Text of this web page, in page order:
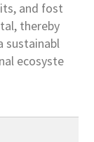
and fost
thereby
sustainabl
ecosyste